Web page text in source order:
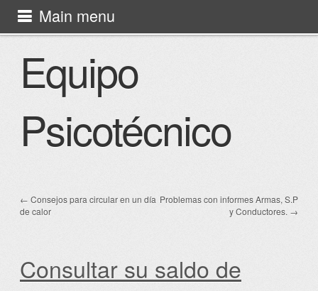
Equipo Psicotécnico
Equipo
Psicotécnico
Main menu
Skip to content
Post navigation
← Consejos para circular en un día
de calor
Problemas con informes Armas, S.P
y Conductores. →
Consultar su saldo de